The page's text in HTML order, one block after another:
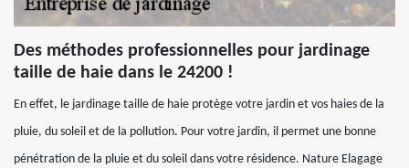
Des méthodes professionnelles pour jardinage
taille de haie dans le 24200 !
En effet, le jardinage taille de haie protège votre jardin et vos haies de la
pluie, du soleil et de la pollution. Pour votre jardin, il permet une bonne
pénétration de la pluie et du soleil dans votre résidence. Nature Elagage